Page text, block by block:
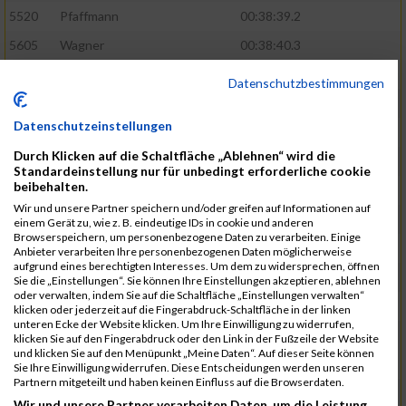
5520 Pfaffmann
00:38:39.2
5605
Wagner
00:38:40.3
5571
5601
Verclas
5368
Böhm
00:39:40.1
5531
Rieger
5584
Stadtmüller
00:40:01.1
5570
Schulze
00:40:29.6
5572
Schuster
00:40:29.9
5466
Kiehne
00:40:40.9
5615
Weigand
00:41:00.1
5515
Ohler
00:41:07.3
Selbiger
Datenschutzbestimmungen
Datenschutzeinstellungen
Durch Klicken auf die Schaltfläche „Ablehnen“ wird die
Standardeinstellung nur für unbedingt erforderliche cookie
beibehalten.
Wir und unsere Partner speichern und/oder greifen auf Informationen auf
einem Gerät zu, wie z. B. eindeutige IDs in cookie und anderen
Browserspeichern, um personenbezogene Daten zu verarbeiten. Einige
Anbieter verarbeiten Ihre personenbezogenen Daten möglicherweise
aufgrund eines berechtigten Interesses. Um dem zu widersprechen, öffnen
Sie die „Einstellungen“. Sie können Ihre Einstellungen akzeptieren, ablehnen
oder verwalten, indem Sie auf die Schaltfläche „Einstellungen verwalten“
klicken oder jederzeit auf die Fingerabdruck-Schaltfläche in der linken
unteren Ecke der Website klicken. Um Ihre Einwilligung zu widerrufen,
klicken Sie auf den Fingerabdruck oder den Link in der Fußzeile der Website
und klicken Sie auf den Menüpunkt „Meine Daten“. Auf dieser Seite können
Sie Ihre Einwilligung widerrufen. Diese Entscheidungen werden unseren
Partnern mitgeteilt und haben keinen Einfluss auf die Browserdaten.